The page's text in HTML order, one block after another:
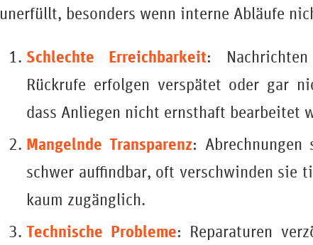
unerfüllt, besonders wenn interne Abläufe
Schlechte Erreichbarkeit:
Rückrufe erfolgen verspätet oder gar
dass Anliegen nicht ernsthaft bearbeitet
Mangelnde Transparenz: Abrechnungen
schwer auffindbar, oft verschwinden sie
kaum zugänglich.
Technische Probleme: Reparaturen